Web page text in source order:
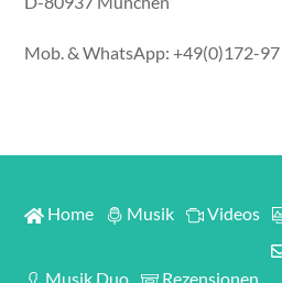
Mob. & WhatsApp: +49(0)172-
Home Musik Videos
Musik Duo Rezensionen